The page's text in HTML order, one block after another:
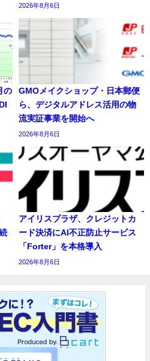
2026年8月6日
の
GMOメイクショップ・日本郵便
ら、デジタルアドレス活用の物
流実証事業を開始へ
2026年8月6日
アイリスプラザ、クレジットカ
ード決済にAI不正防止サービス
「Forter」を本格導入
2026年8月6日